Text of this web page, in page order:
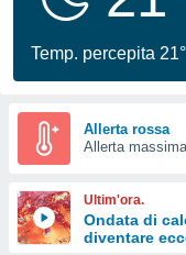
per
le
di
Web
le
Temp. percepita 21°
Allerta rossa
Allerta
Ultim'ora.
Ondata di
diventare